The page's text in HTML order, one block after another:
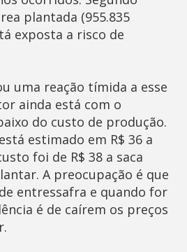
plantada (955.835
exposta a risco de
uma reação tímida a esse
ainda está com o
do custo de produção.
estimado em R$ 36 a
foi de R$ 38 a saca
A preocupação é que
entressafra e quando for
é de caírem os preços